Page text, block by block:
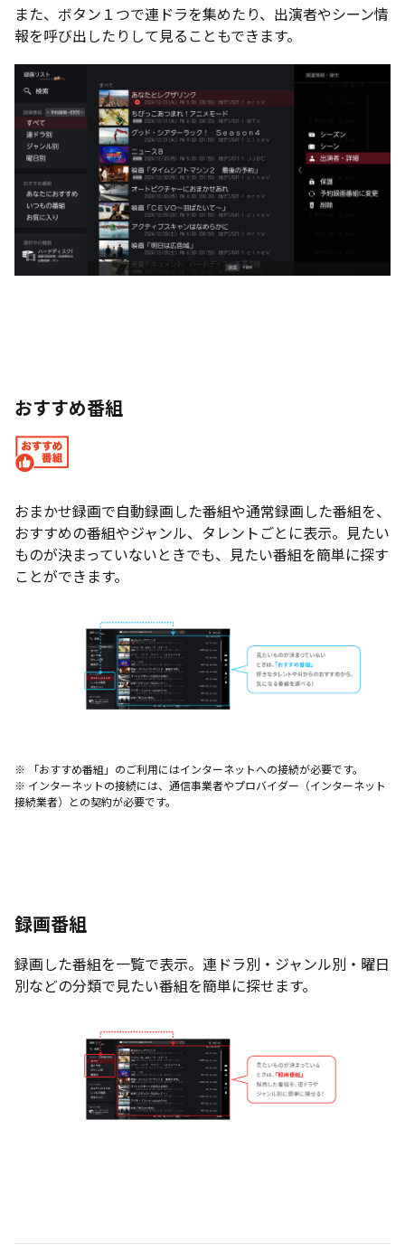
また、ボタン１つで連ドラを集めたり、出演者やシーン情
報を呼び出したりして見ることもできます。
おすすめ番組
おまかせ録画で自動録画した番組や通常録画した番組を、
おすすめの番組やジャンル、タレントごとに表示。見たい
ものが決まっていないときでも、見たい番組を簡単に探す
ことができます。
※ 「おすすめ番組」のご利用にはインターネットへの接続が必要です。
※ インターネットの接続には、通信事業者やプロバイダー（インターネット
接続業者）との契約が必要です。
録画番組
録画した番組を一覧で表示。連ドラ別・ジャンル別・曜日
別などの分類で見たい番組を簡単に探せます。